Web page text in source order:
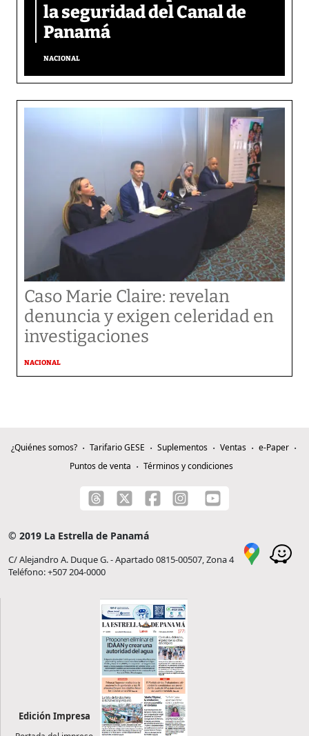
la seguridad del Canal de
Panamá
NACIONAL
Caso Marie Claire: revelan
denuncia y exigen celeridad en
investigaciones
NACIONAL
¿Quiénes somos? Tarifario GESE Suplementos Ventas
e-Paper
Puntos de venta
Términos y condiciones
© 2019 La Estrella de Panamá
C/ Alejandro A. Duque G. - Apartado 0815-00507, Zona 4
Teléfono: +507 204-0000
Edición Impresa